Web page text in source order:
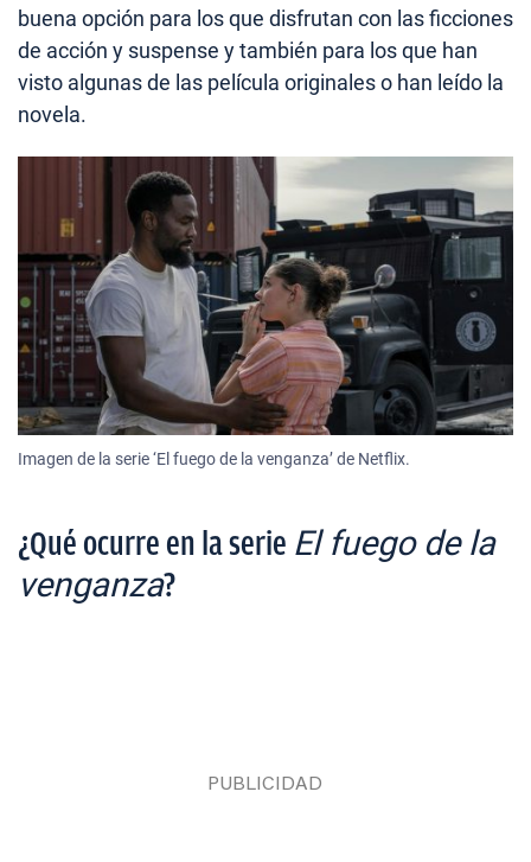
buena opción para los que disfrutan con las ficciones
de acción y suspense y también para los que han
visto algunas de las película originales o han leído la
novela.
Imagen de la serie ‘El fuego de la venganza’ de Netflix.
¿Qué ocurre en la serie El fuego de la
venganza?